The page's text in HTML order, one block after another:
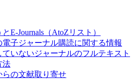
E-Journals（AtoZリスト）
電子ジャーナル購読に関する情報
ていないジャーナルのフルテキスト
法
らの文献取り寄せ